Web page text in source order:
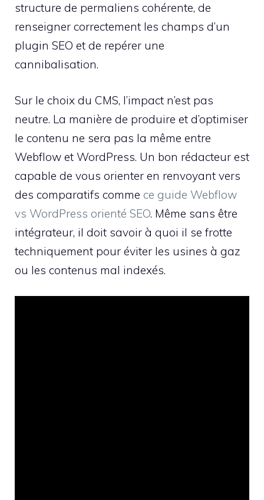
structure de permaliens cohérente, de
renseigner correctement les champs d’un
plugin SEO et de repérer une
cannibalisation.
Sur le choix du CMS, l’impact n’est pas
neutre. La manière de produire et d’optimiser
le contenu ne sera pas la même entre
Webflow et WordPress. Un bon rédacteur est
capable de vous orienter en renvoyant vers
des comparatifs comme ce guide Webflow
vs WordPress orienté SEO. Même sans être
intégrateur, il doit savoir à quoi il se frotte
techniquement pour éviter les usines à gaz
ou les contenus mal indexés.